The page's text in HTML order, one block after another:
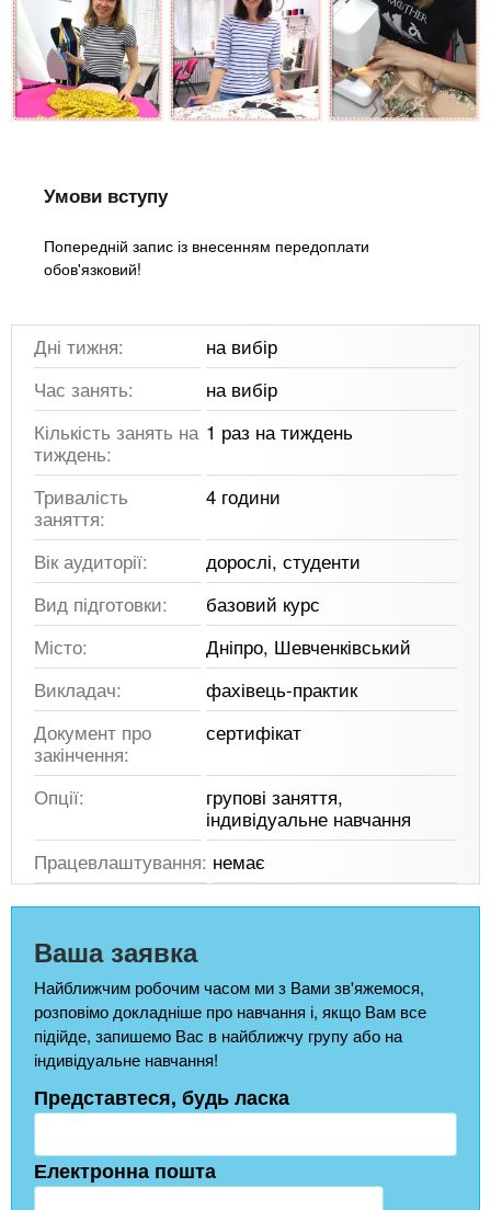
Умови вступу
Попередній запис із внесенням передоплати
обов'язковий!
Дні тижня:
на вибір
Час занять:
на вибір
Кількість занять на
тиждень:
1 раз на тиждень
Тривалість
заняття:
4 години
Вік аудиторії:
дорослі, студенти
Вид підготовки:
базовий курс
Місто:
Дніпро, Шевченківський
Викладач:
фахівець-практик
Документ про
закінчення:
сертифікат
Опції:
групові заняття,
індивідуальне навчання
Працевлаштування: немає
Ваша заявка
Найближчим робочим часом ми з Вами зв'яжемося,
розповімо докладніше про навчання і, якщо Вам все
підійде, запишемо Вас в найближчу групу або на
індивідуальне навчання!
Представтеся, будь ласка
Електронна пошта